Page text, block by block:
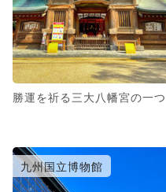
勝運を祈る三大八幡宮の一つ
九州国立博物館